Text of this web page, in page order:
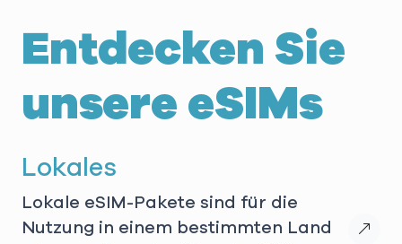
Entdecken Sie
unsere eSIMs
Lokales
Lokale eSIM-Pakete sind für die
Nutzung in einem bestimmten Land